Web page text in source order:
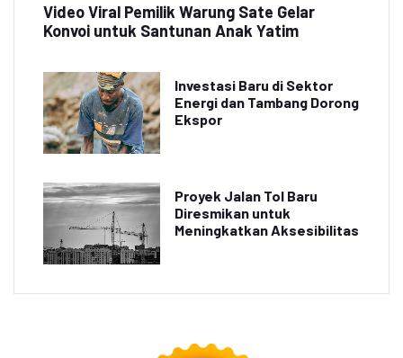
Video Viral Pemilik Warung Sate Gelar
Konvoi untuk Santunan Anak Yatim
Investasi Baru di Sektor
Energi dan Tambang Dorong
Ekspor
Proyek Jalan Tol Baru
Diresmikan untuk
Meningkatkan Aksesibilitas